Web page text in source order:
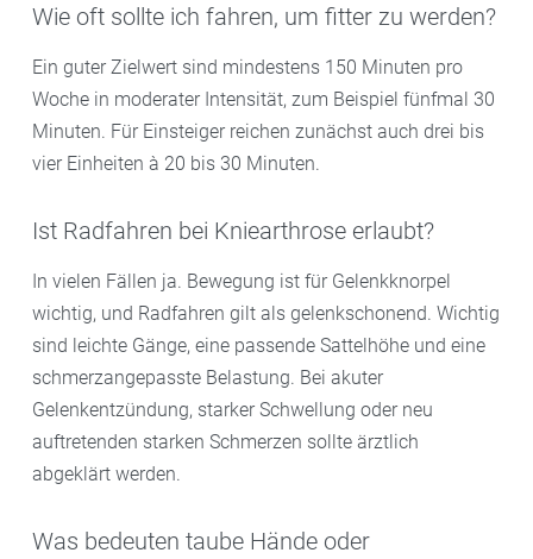
Wie oft sollte ich fahren, um fitter zu werden?
Ein guter Zielwert sind mindestens 150 Minuten pro
Woche in moderater Intensität, zum Beispiel fünfmal 30
Minuten. Für Einsteiger reichen zunächst auch drei bis
vier Einheiten à 20 bis 30 Minuten.
Ist Radfahren bei Kniearthrose erlaubt?
In vielen Fällen ja. Bewegung ist für Gelenkknorpel
wichtig, und Radfahren gilt als gelenkschonend. Wichtig
sind leichte Gänge, eine passende Sattelhöhe und eine
schmerzangepasste Belastung. Bei akuter
Gelenkentzündung, starker Schwellung oder neu
auftretenden starken Schmerzen sollte ärztlich
abgeklärt werden.
Was bedeuten taube Hände oder